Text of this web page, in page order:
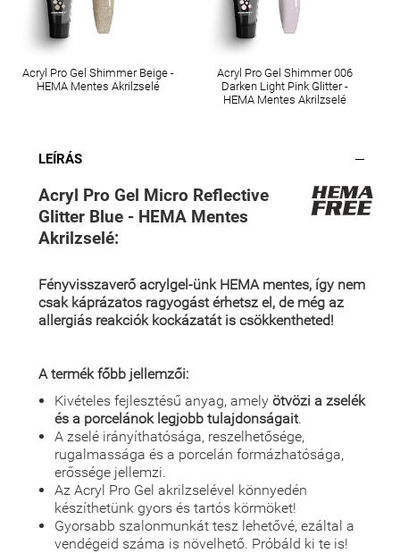
Acryl Pro Gel Shimmer Beige -
HEMA Mentes Akrilzselé
Acryl Pro Gel Shimmer 006
Darken Light Pink Glitter -
HEMA Mentes Akrilzselé
LEÍRÁS
Acryl Pro Gel Micro Reflective
Glitter Blue - HEMA Mentes
Akrilzselé:
Fényvisszaverő acrylgel-ünk HEMA mentes, így nem
csak káprázatos ragyogást érhetsz el, de még az
allergiás reakciók kockázatát is csökkentheted!
A termék főbb jellemzői:
Kivételes fejlesztésű anyag, amely ötvözi a zselék
és a porcelánok legjobb tulajdonságait.
A zselé irányíthatósága, reszelhetősége,
rugalmassága és a porcelán formázhatósága,
erőssége jellemzi.
Az Acryl Pro Gel akrilzselével könnyedén
készíthetünk gyors és tartós körmöket!
Gyorsabb szalonmunkát tesz lehetővé, ezáltal a
vendégeid száma is növelhető. Próbáld ki te is!